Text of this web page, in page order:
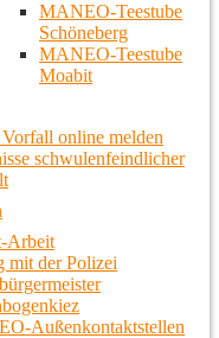
MANEO-Teestube
Schöneberg
MANEO-Teestube
Moabit
online melden
schwulenfeindlicher
Arbeit
mit der Polizei
Außenkontaktstellen